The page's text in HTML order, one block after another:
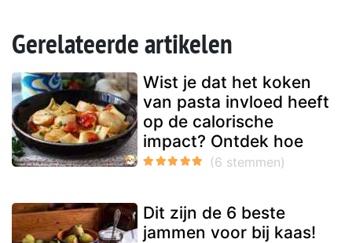
Gerelateerde artikelen
Wist je dat het koken
van pasta invloed heeft
op de calorische
impact? Ontdek hoe
Dit zijn de 6 beste
jammen voor bij kaas!